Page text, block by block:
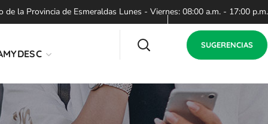
la Provincia de Esmeraldas Lunes - Viernes: 08:00 a.m. - 17:00 p.m.
SUGERENCIAS